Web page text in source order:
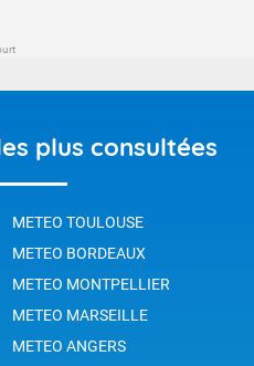
plus consultées
METEO TOULOUSE
METEO BORDEAUX
METEO MONTPELLIER
METEO MARSEILLE
METEO ANGERS